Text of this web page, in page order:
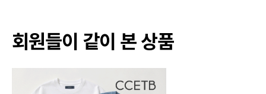
회원들이 같이 본 상품